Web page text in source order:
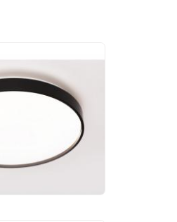
светильник
Luce
1-374/24W/4K